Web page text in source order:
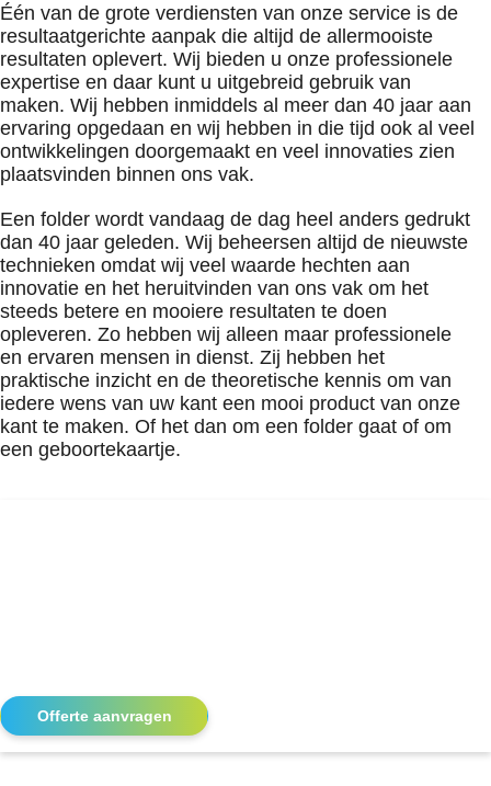
Één van de grote verdiensten van onze service is de
resultaatgerichte aanpak die altijd de allermooiste
resultaten oplevert. Wij bieden u onze professionele
expertise en daar kunt u uitgebreid gebruik van
maken. Wij hebben inmiddels al meer dan 40 jaar aan
ervaring opgedaan en wij hebben in die tijd ook al veel
ontwikkelingen doorgemaakt en veel innovaties zien
plaatsvinden binnen ons vak.
Een folder wordt vandaag de dag heel anders gedrukt
dan 40 jaar geleden. Wij beheersen altijd de nieuwste
technieken omdat wij veel waarde hechten aan
innovatie en het heruitvinden van ons vak om het
steeds betere en mooiere resultaten te doen
opleveren. Zo hebben wij alleen maar professionele
en ervaren mensen in dienst. Zij hebben het
praktische inzicht en de theoretische kennis om van
iedere wens van uw kant een mooi product van onze
kant te maken. Of het dan om een folder gaat of om
een geboortekaartje.
Offerte aanvragen